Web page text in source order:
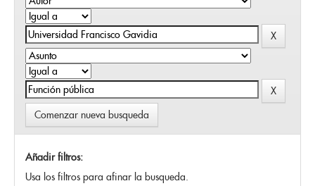
Comenzar nueva busqueda
Añadir filtros:
Usa los filtros para afinar la busqueda.